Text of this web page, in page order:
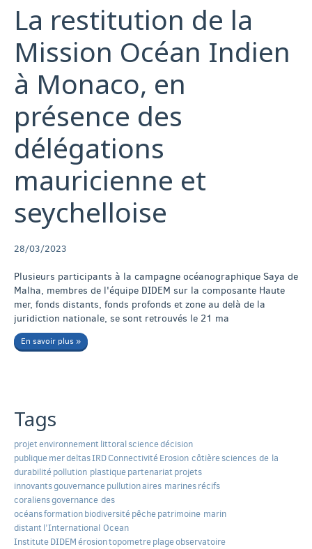
La restitution de la
Mission Océan Indien
à Monaco, en
présence des
délégations
mauricienne et
seychelloise
28/03/2023
Plusieurs participants à la campagne océanographique Saya de
Malha, membres de l'équipe DIDEM sur la composante Haute
mer, fonds distants, fonds profonds et zone au delà de la
juridiction nationale, se sont retrouvés le 21 ma
En savoir plus »
Tags
projetenvironnementlittoralsciencedécision
publiquemerdeltasIRDConnectivitéErosion côtièresciences de la
durabilitépollution plastiquepartenariatprojets
innovantsgouvernancepullutionaires marinesrécifs
coraliensgovernance des
océansformationbiodiversitépêchepatrimoine marin
distantl’International Ocean
InstituteDIDEMérosiontopometreplageobservatoire